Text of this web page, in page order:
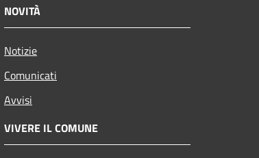
NOVITÀ
Notizie
Comunicati
Avvisi
VIVERE IL COMUNE